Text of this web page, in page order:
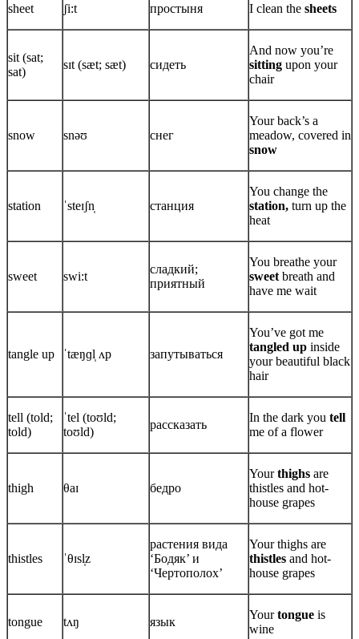
sheet ʃi:t простыня I clean the sheets
sit (sat;
sat)
sɪt (sæt; sæt) сидеть
And now you’re
sitting upon your
chair
snow snəʊ снег
Your back’s a
meadow, covered in
snow
station ˈsteɪʃn̩ станция
You change the
station, turn up the
heat
sweet swi:t
сладкий;
приятный
You breathe your
sweet breath and
have me wait
tangle up ˈtæŋɡl̩ ʌp запутываться
You’ve got me
tangled up inside
your beautiful black
hair
tell (told;
told)
ˈtel (toʊld;
toʊld)
рассказать
In the dark you tell
me of a flower
thigh θaɪ бедро
Yourthighs are
thistles and hot-
house grapes
thistles ˈθɪsl̩z
растения вида
‘Бодяк’ и
‘Чертополох’
Your thighs are
thistles and hot-
house grapes
tongue tʌŋ язык
Yourtongue is
wine